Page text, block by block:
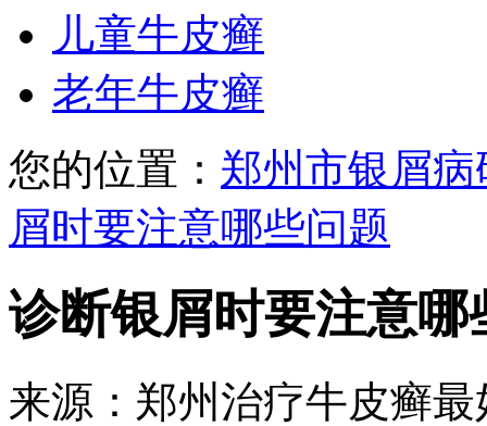
儿童牛皮癣
老年牛皮癣
您的位置： 郑州市银屑病
屑时要注意哪些问题
诊断银屑时要注意哪
来源：郑州治疗牛皮癣